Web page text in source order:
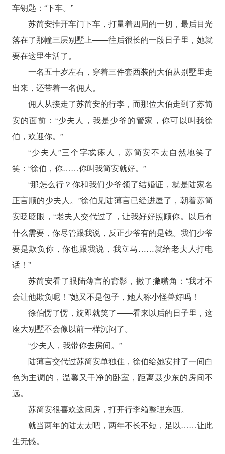
车钥匙：“下车。”
苏简安推开车门下车，打量着四周的一切，最后目光
落在了那幢三层别墅上——往后很长的一段日子里，她就
要在这里生活了。
一名五十岁左右，穿着三件套西装的大伯从别墅里走
出来，还带着一名佣人。
佣人从接走了苏简安的行李，而那位大伯走到了苏简
安的面前：“少夫人，我是少爷的管家，你可以叫我徐
伯，欢迎你。”
“少夫人”三个字忒瘆人，苏简安不太自然地笑了
笑：“徐伯，你……你叫我简安就好。”
“那怎么行？你和我们少爷领了结婚证，就是陆家名
正言顺的少夫人。”徐伯见陆薄言已经进屋了，朝着苏简
安眨眨眼，“老夫人交代过了，让我好好照顾你。以后有
什么需要，你尽管跟我说，反正少爷有的是钱。我们少爷
要是欺负你，你也跟我说，我立马……就给老夫人打电
话！”
苏简安看了眼陆薄言的背影，撇了撇嘴角：“我才不
会让他欺负呢！”她又不是包子，她人称小怪兽好吗！
徐伯愣了愣，旋即就笑了——看来以后的日子里，这
座大别墅不会像以前一样沉闷了。
“少夫人，我带你去房间。”
陆薄言交代过苏简安单独住，徐伯给她安排了一间白
色为主调的，温馨又干净的卧室，距离聂少东的房间不
远。
苏简安很喜欢这间房，打开行李箱整理东西。
就当两年的陆太太吧，两年不长不短，足以……让此
生无憾。